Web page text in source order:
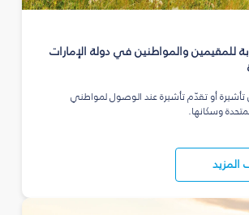
للمقيمين والمواطنين في دولة الإمارات
تأشيرة أو تقدّم تأشيرة عند الوصول لمواطني
وسكانها.